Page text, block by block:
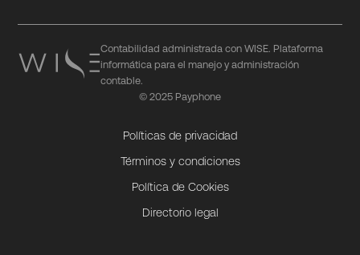
Contabilidad administrada con WISE. Plataforma
informática para el manejo y administración
contable.
© 2025 Payphone
Políticas de privacidad
Términos y condiciones
Política de Cookies
Directorio legal